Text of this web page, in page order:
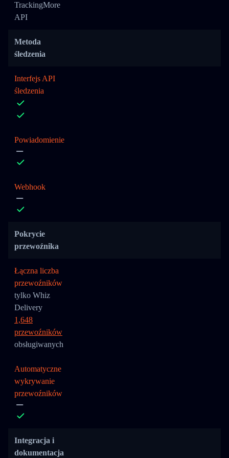
TrackingMore
API
Metoda
śledzenia
Interfejs API
śledzenia
Powiadomienie
Webhook
Pokrycie
przewoźnika
Łączna liczba
przewoźników
tylko Whiz
Delivery
1,648
przewoźników
obsługiwanych
Automatyczne
wykrywanie
przewoźników
Integracja i
dokumentacja